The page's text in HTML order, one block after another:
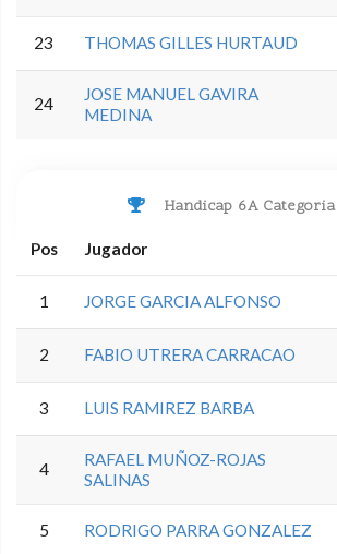
23 THOMAS GILLES HURTAUD
24
JOSE MANUEL GAVIRA
MEDINA
Handicap 6A Categoria
Pos Jugador
1 JORGE GARCIA ALFONSO
2 FABIO UTRERA CARRACAO
3 LUIS RAMIREZ BARBA
4
RAFAEL MUÑOZ-ROJAS
SALINAS
5 RODRIGO PARRA GONZALEZ